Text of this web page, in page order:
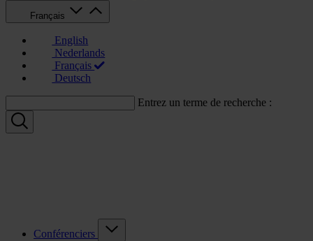
Français
English
Nederlands
Français
Deutsch
Entrez un terme de recherche :
Conférenciers